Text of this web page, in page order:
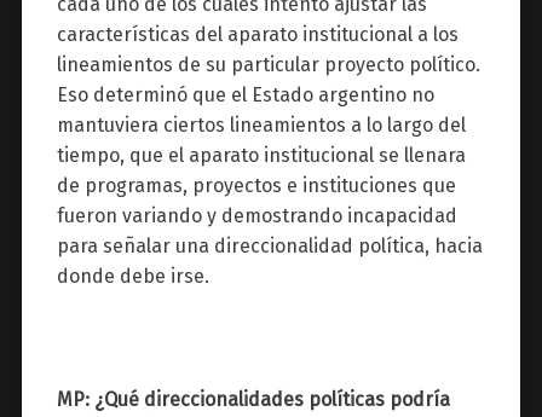
características del aparato institucional a los
lineamientos de su particular proyecto político.
Eso determinó que el Estado argentino no
mantuviera ciertos lineamientos a lo largo del
tiempo, que el aparato institucional se llenara
de programas, proyectos e instituciones que
fueron variando y demostrando incapacidad
para señalar una direccionalidad política, hacia
donde debe irse.
MP: ¿Qué direccionalidades políticas podría